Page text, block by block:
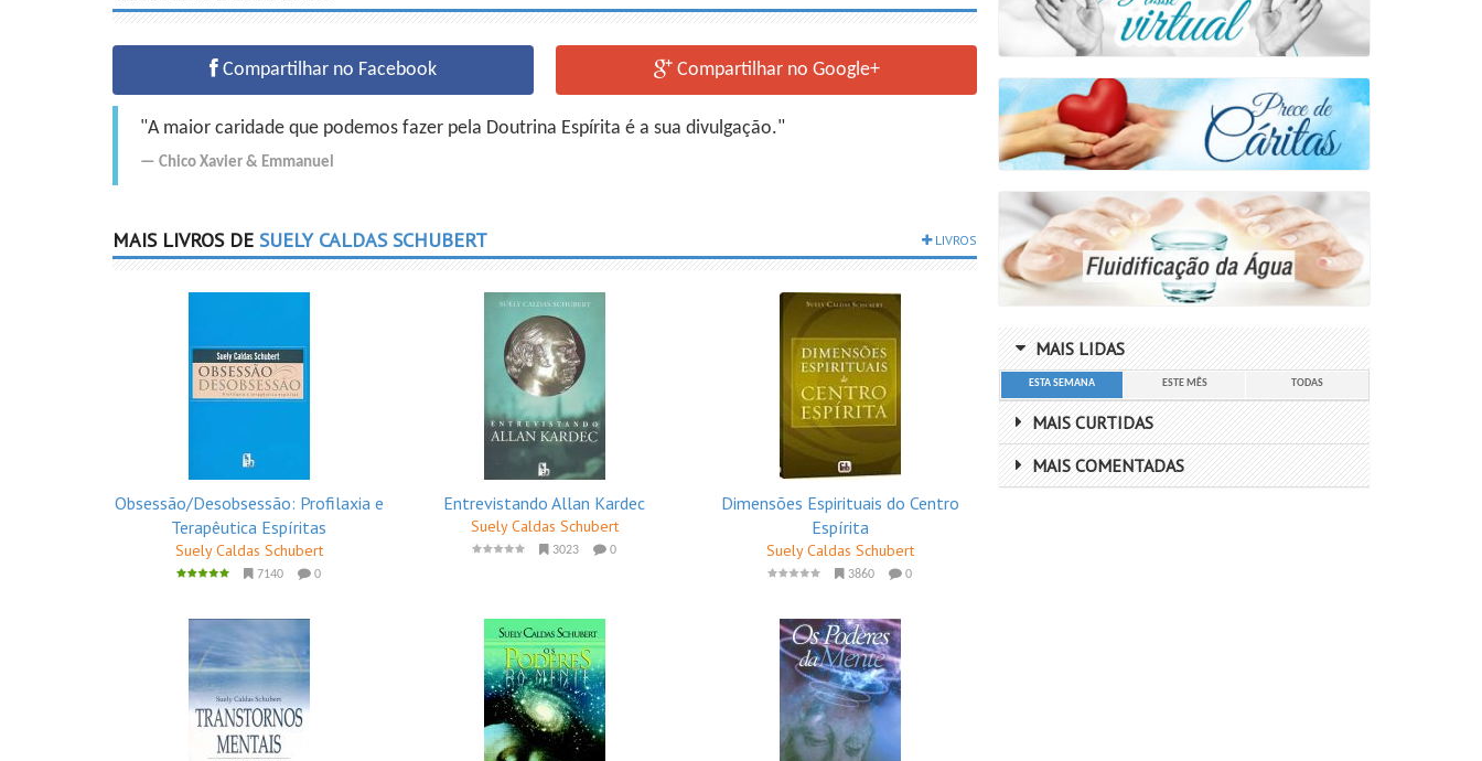
Compartilhar no Facebook Compartilhar no Google+
"A maior caridade que podemos fazer pela Doutrina Espírita é a sua divulgação."
Chico Xavier & Emmanuel
MAIS LIVROS DE SUELY CALDAS SCHUBERT LIVROS
Obsessão/Desobsessão: Profilaxia e
Terapêutica Espíritas
Suely Caldas Schubert
7140 0
Entrevistando Allan Kardec
Suely Caldas Schubert
3023 0
Dimensões Espirituais do Centro
Espírita
Suely Caldas Schubert
3860 0
MAIS LIDAS
ESTA SEMANA ESTE MÊS TODAS
MAIS CURTIDAS
MAIS COMENTADAS